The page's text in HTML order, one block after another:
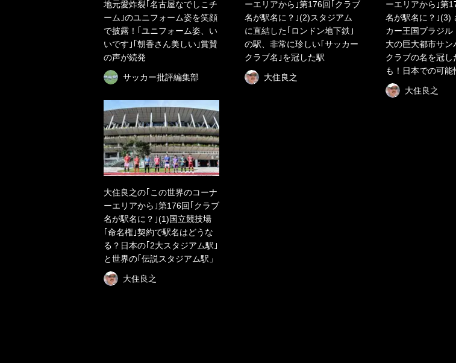
地元愛炸裂｢名古屋なでしこチ
ーム｣のユニフォーム姿を笑顔
で披露！｢ユニフォーム姿、い
いです｣｢朝香さん美しい｣賞賛
の声が続発
サッカー批評編集部
ーエリアから｣第176回｢クラブ
名が駅名に？｣(2)スタジアム
に直結した｢ロンドン地下鉄｣
の駅、非常に珍しい｢サッカー
クラブ名｣を冠した駅
大住良之
ーエリアから｣第
名が駅名に？｣(3)
カー王国ブラジル
大の巨大都市サン
クラブの名を冠し
も！日本での可能
大住良之
大住良之の｢この世界のコーナ
ーエリアから｣第176回｢クラブ
名が駅名に？｣(1)国立競技場
｢命名権｣契約で駅名はどうな
る？日本の｢2大スタジアム駅｣
と世界の｢伝説スタジアム駅」
大住良之